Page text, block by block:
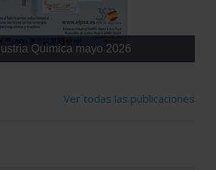
Quimica mayo 2026
Ver todas las publicaciones